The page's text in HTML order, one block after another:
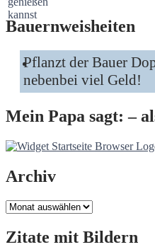
Bauernweisheiten
Pflanzt der Bauer
nebenbei viel Geld!
Mein Papa sagt: –
Archiv
Archiv
Zitate mit Bildern